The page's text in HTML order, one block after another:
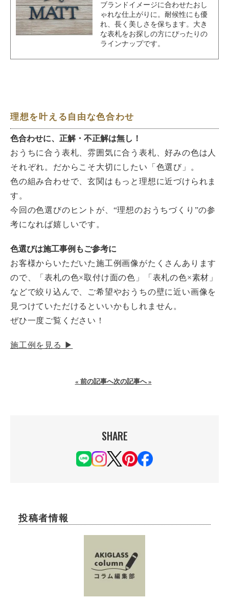
ブランドイメージに合わせたおし
ゃれな仕上がりに。耐候性にも優
れ、長く美しさを保ちます。大き
な表札をお探しの方にぴったりの
ラインナップです。
理想を叶える自由な色合わせ
色合わせに、正解・不正解は無し！
おうちに合う表札、雰囲気に合う表札、好みの色は人
それぞれ。だからこそ大切にしたい「色選び」。
色の組み合わせで、玄関はもっと理想に近づけられま
す。
今回の色選びのヒントが、“理想のおうちづくり”の参
考になれば嬉しいです。
色選びは施工事例もご参考に
お客様からいただいた施工例画像がたくさんあります
ので、「表札の色×取付け面の色」「表札の色×素材」
などで絞り込んで、ご希望やおうちの壁に近い画像を
見つけていただけるといいかもしれません。
ぜひ一度ご覧ください！
施工例を見る ▶
« 前の記事へ次の記事へ »
SHARE
投稿者情報